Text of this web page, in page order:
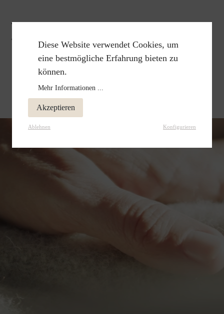
Wärmflasche MAMA
79,00 €Diese Website verwendet Cookies, um
eine bestmögliche Erfahrung bieten zu
können.
Mehr Informationen ...
Akzeptieren
Ablehnen Konfigurieren